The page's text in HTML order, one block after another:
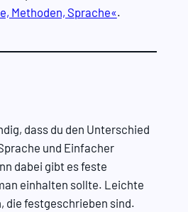
Methoden, Sprache«.
dass du den Unterschied
und Einfacher
dabei gibt es feste
einhalten sollte. Leichte
die festgeschrieben sind.